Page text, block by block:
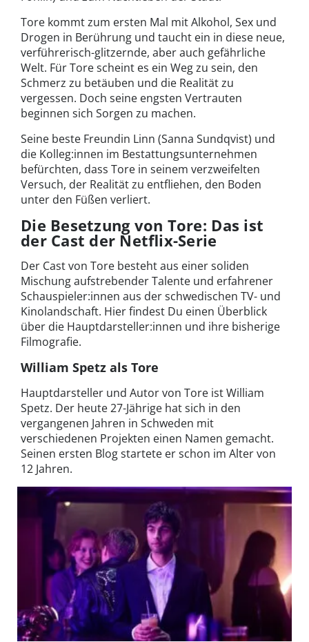
Tore kommt zum ersten Mal mit Alkohol, Sex und
Drogen in Berührung und taucht ein in diese neue,
verführerisch-glitzernde, aber auch gefährliche
Welt. Für Tore scheint es ein Weg zu sein, den
Schmerz zu betäuben und die Realität zu
vergessen. Doch seine engsten Vertrauten
beginnen sich Sorgen zu machen.
Seine beste Freundin Linn (Sanna Sundqvist) und
die Kolleg:innen im Bestattungsunternehmen
befürchten, dass Tore in seinem verzweifelten
Versuch, der Realität zu entfliehen, den Boden
unter den Füßen verliert.
Die Besetzung von Tore: Das ist
der Cast der Netflix-Serie
Der Cast von Tore besteht aus einer soliden
Mischung aufstrebender Talente und erfahrener
Schauspieler:innen aus der schwedischen TV- und
Kinolandschaft. Hier findest Du einen Überblick
über die Hauptdarsteller:innen und ihre bisherige
Filmografie.
William Spetz als Tore
Hauptdarsteller und Autor von Tore ist William
Spetz. Der heute 27-Jährige hat sich in den
vergangenen Jahren in Schweden mit
verschiedenen Projekten einen Namen gemacht.
Seinen ersten Blog startete er schon im Alter von
12 Jahren.